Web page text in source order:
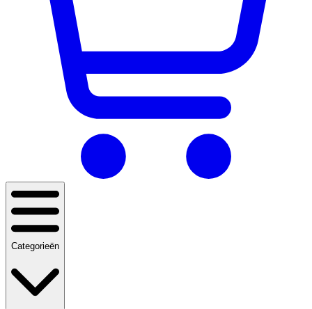
Categorieën